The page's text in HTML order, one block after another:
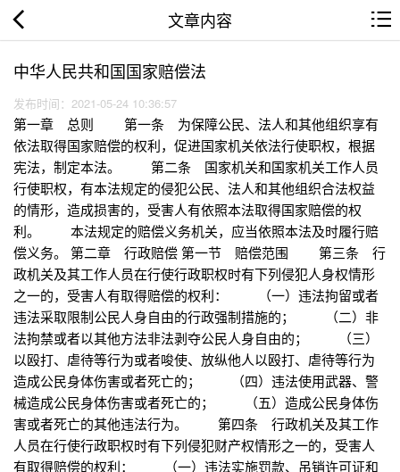
文章内容
中华人民共和国国家赔偿法
发布时间：2021-05-24 10:36:57
第一章 总则 第一条 为保障公民、法人和其他组织享有
依法取得国家赔偿的权利，促进国家机关依法行使职权，根据
宪法，制定本法。 第二条 国家机关和国家机关工作人员
行使职权，有本法规定的侵犯公民、法人和其他组织合法权益
的情形，造成损害的，受害人有依照本法取得国家赔偿的权
利。 本法规定的赔偿义务机关，应当依照本法及时履行赔
偿义务。 第二章 行政赔偿 第一节 赔偿范围 第三条 行
政机关及其工作人员在行使行政职权时有下列侵犯人身权情形
之一的，受害人有取得赔偿的权利： （一）违法拘留或者
违法采取限制公民人身自由的行政强制措施的； （二）非
法拘禁或者以其他方法非法剥夺公民人身自由的； （三）
以殴打、虐待等行为或者唆使、放纵他人以殴打、虐待等行为
造成公民身体伤害或者死亡的； （四）违法使用武器、警
械造成公民身体伤害或者死亡的； （五）造成公民身体伤
害或者死亡的其他违法行为。 第四条 行政机关及其工作
人员在行使行政职权时有下列侵犯财产权情形之一的，受害人
有取得赔偿的权利： （一）违法实施罚款、吊销许可证和